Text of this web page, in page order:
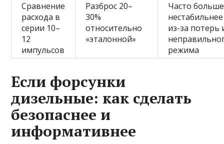
Сравнение
расхода в
серии 10–
12
импульсов
Разброс 20–
30%
относительно
«эталонной»
Часто
нестабильнее
из-за потерь
режима
Если форсунки
дизельные: как сделать
безопаснее и
информативнее